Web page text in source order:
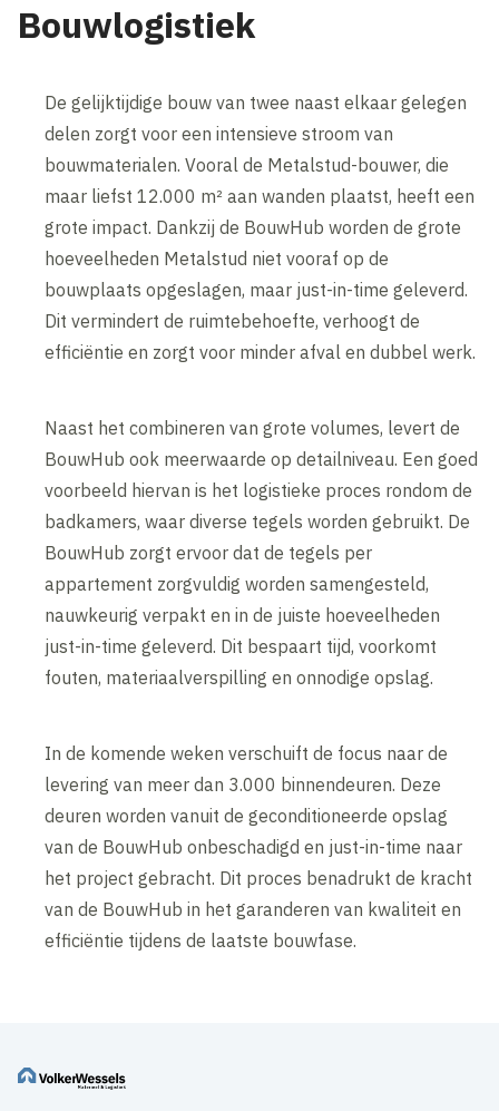
Bouwlogistiek
De gelijktijdige bouw van twee naast elkaar gelegen
delen zorgt voor een intensieve stroom van
bouwmaterialen. Vooral de Metalstud-bouwer, die
maar liefst 12.000 m² aan wanden plaatst, heeft een
grote impact. Dankzij de BouwHub worden de grote
hoeveelheden Metalstud niet vooraf op de
bouwplaats opgeslagen, maar just-in-time geleverd.
Dit vermindert de ruimtebehoefte, verhoogt de
efficiëntie en zorgt voor minder afval en dubbel werk.
Naast het combineren van grote volumes, levert de
BouwHub ook meerwaarde op detailniveau. Een goed
voorbeeld hiervan is het logistieke proces rondom de
badkamers, waar diverse tegels worden gebruikt. De
BouwHub zorgt ervoor dat de tegels per
appartement zorgvuldig worden samengesteld,
nauwkeurig verpakt en in de juiste hoeveelheden
just-in-time geleverd. Dit bespaart tijd, voorkomt
fouten, materiaalverspilling en onnodige opslag.
In de komende weken verschuift de focus naar de
levering van meer dan 3.000 binnendeuren. Deze
deuren worden vanuit de geconditioneerde opslag
van de BouwHub onbeschadigd en just-in-time naar
het project gebracht. Dit proces benadrukt de kracht
van de BouwHub in het garanderen van kwaliteit en
efficiëntie tijdens de laatste bouwfase.